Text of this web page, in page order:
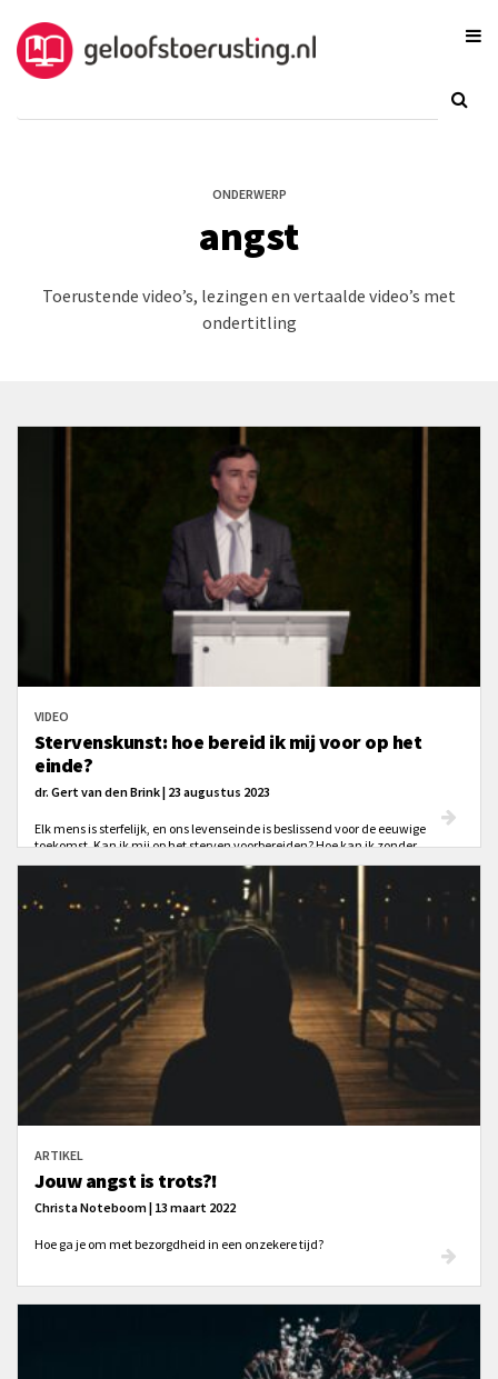
ONDERWERP
angst
Toerustende video’s, lezingen en vertaalde video’s met
ondertitling
VIDEO
Stervenskunst: hoe bereid ik mij voor op het
einde?
dr. Gert van den Brink | 23 augustus 2023
Elk mens is sterfelijk, en ons levenseinde is beslissend voor de eeuwige
toekomst. Kan ik mij op het sterven voorbereiden? Hoe kan ik zonder
ARTIKEL
Jouw angst is trots?!
Christa Noteboom | 13 maart 2022
Hoe ga je om met bezorgdheid in een onzekere tijd?